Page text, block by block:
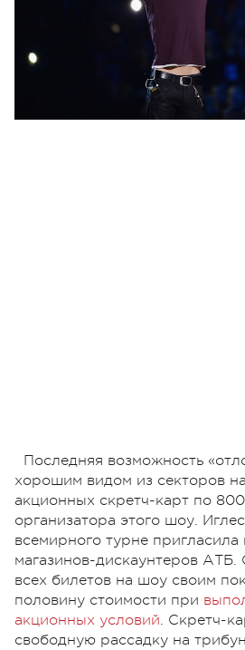
Последняя возможность
хорошим видом из секторов
акционных скретч-карт по
организатора этого шоу.
всемирного турне пригласила
магазинов-дискаунтеров АТБ.
всех билетов на шоу своим
половину стоимости при
акционных условий. Скретч-
свободную рассадку на